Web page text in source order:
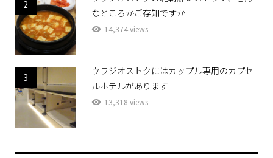
2
なところかご存知ですか...
14,374 views
3
ウラジオストクにはカップル専用のカプセ
ルホテルがあります
13,318 views